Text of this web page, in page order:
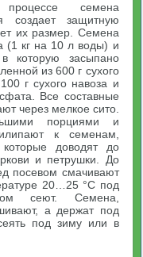
семена
создает защитную
их размер. Семена
(1 кг на 10 л воды) и
которую засыпано
из 600 г сухого
г сухого навоза и
Все составные
через мелкое сито.
порциями и
к семенам,
доводят до
и петрушки. До
посевом смачивают
20…25 °С под
сеют. Семена,
а держат под
под зиму или в